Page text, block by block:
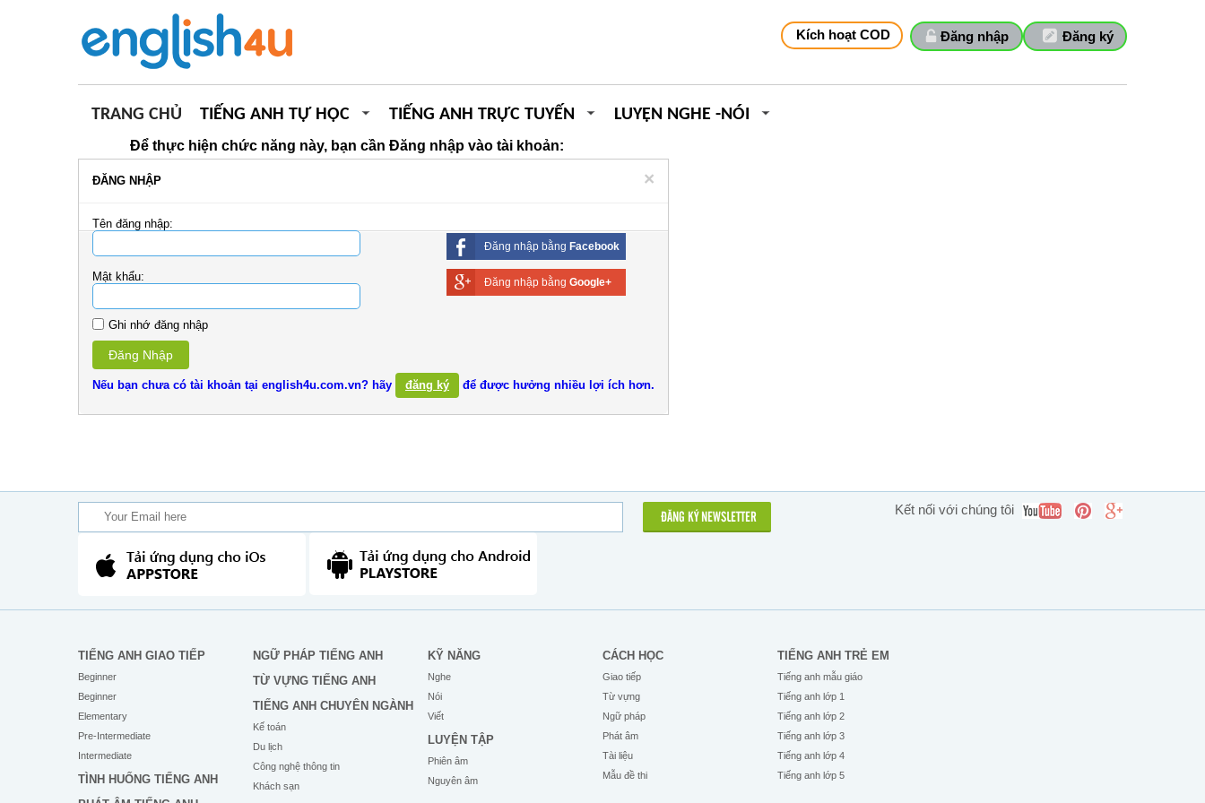
Đăng ký
Đăng nhập
Kích hoạt COD
TRANG CHỦ TIẾNG ANH TỰ HỌC TIẾNG ANH TRỰC TUYẾN LUYỆN NGHE -NÓI
Để thực hiện chức năng này, bạn cần Đăng nhập vào tài khoản:
×
ĐĂNG NHẬP
Tên đăng nhập:
Mật khẩu:
Ghi nhớ đăng nhập
Đăng Nhập
Đăng nhập bằng Facebook
Đăng nhập bằng Google+
Nếu bạn chưa có tài khoản tại english4u.com.vn? hãy đăng ký để được hưởng nhiều lợi ích hơn.
ĐĂNG KÝ NEWSLETTER
Kết nối với chúng tôi
TIẾNG ANH GIAO TIẾP
Beginner
Beginner
Elementary
Pre-Intermediate
Intermediate
TÌNH HUỐNG TIẾNG ANH
NGỮ PHÁP TIẾNG ANH
TỪ VỰNG TIẾNG ANH
TIẾNG ANH CHUYÊN NGÀNH
Kế toán
Du lịch
Công nghệ thông tin
Khách sạn
KỸ NĂNG
Nghe
Nói
Viết
LUYỆN TẬP
Phiên âm
Nguyên âm
CÁCH HỌC
Giao tiếp
Từ vựng
Ngữ pháp
Phát âm
Tài liệu
Mẫu đề thi
TIẾNG ANH TRẺ EM
Tiếng anh mẫu giáo
Tiếng anh lớp 1
Tiếng anh lớp 2
Tiếng anh lớp 3
Tiếng anh lớp 4
Tiếng anh lớp 5